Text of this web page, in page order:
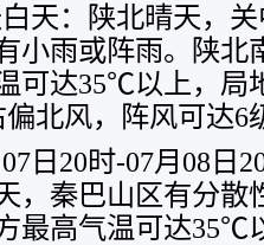
：陕北晴天，关
小雨或阵雨。陕北
可达35℃以上，局
北风，阵风可达6
20时-07月08日
，秦巴山区有分散
最高气温可达35℃